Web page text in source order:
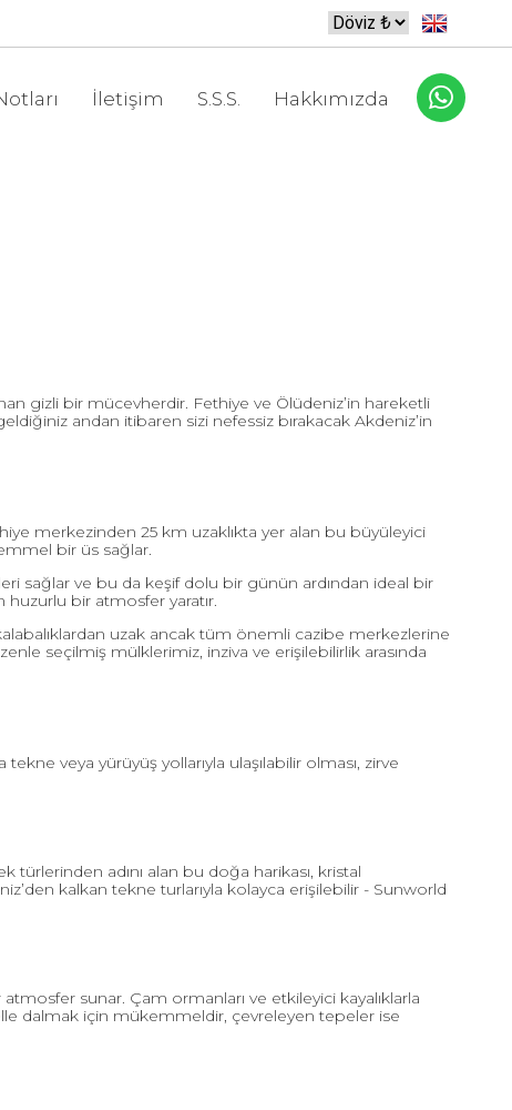
İletişim S.S.S. Hakkımızda
gizli bir mücevherdir. Fethiye ve Ölüdeniz’in hareketli
andan itibaren sizi nefessiz bırakacak Akdeniz’in
merkezinden 25 km uzaklıkta yer alan bu büyüleyici
bir üs sağlar.
sağlar ve bu da keşif dolu bir günün ardından ideal bir
huzurlu bir atmosfer yaratır.
uzak ancak tüm önemli cazibe merkezlerine
seçilmiş mülklerimiz, inziva ve erişilebilirlik arasında
veya yürüyüş yollarıyla ulaşılabilir olması, zirve
adını alan bu doğa harikası, kristal
kalkan tekne turlarıyla kolayca erişilebilir - Sunworld
sunar. Çam ormanları ve etkileyici kayalıklarla
dalmak için mükemmeldir, çevreleyen tepeler ise